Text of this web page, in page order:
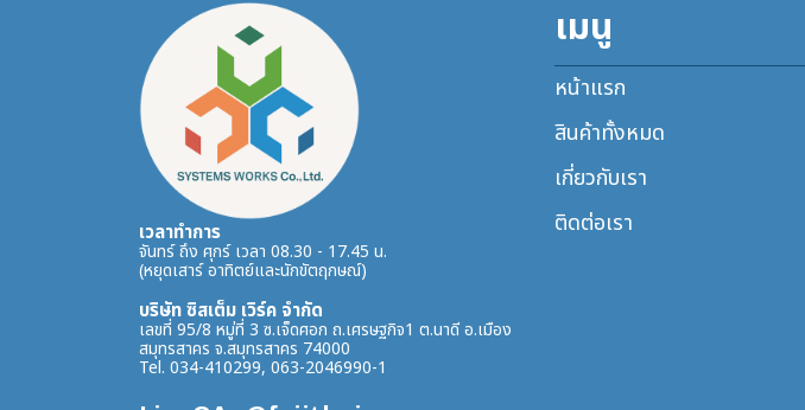
เวลาทำการ
จันทร์ ถึง ศุกร์ เวลา 08.30 - 17.45 น.
(หยุดเสาร์ อาทิตย์และนักขัตฤกษณ์)
บริษัท ซิสเต็ม เวิร์ค จำกัด
เลขที่ 95/8 หมู่ที่ 3 ซ.เจ็ดศอก ถ.เศรษฐกิจ1 ต.นาดี อ.เมือง
สมุทรสาคร จ.สมุทรสาคร 74000
Tel. 034-410299, 063-2046990-1
เมนู
หน้าแรก
สินค้าทั้งหมด
เกี่ยวกับเรา
ติดต่อเรา